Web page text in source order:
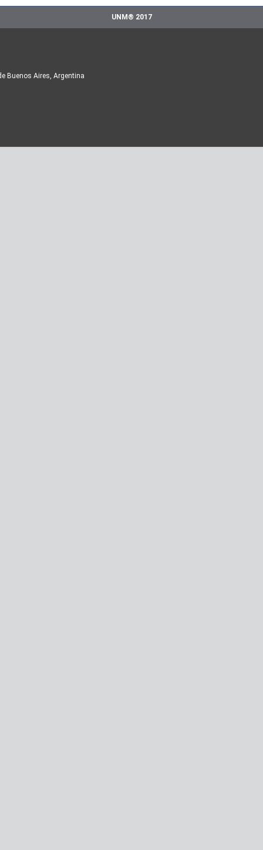
UNM® 2017
Buenos Aires, Argentina